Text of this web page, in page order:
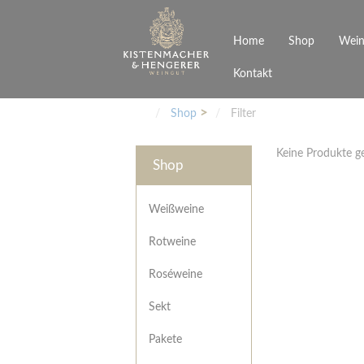
Home Shop
Weißweine
Roséweine
Junges Schwaben
Veranstaltungen
Kontakt
Shop Filter
Shop
Weißweine
Rotweine
Roséweine
Sekt
Pakete
Keine Produkte